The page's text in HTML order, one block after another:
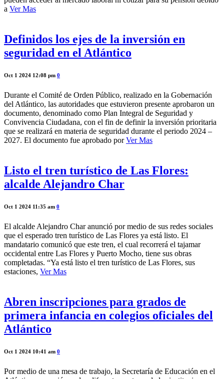
a Ver Mas
Definidos los ejes de la inversión en
seguridad en el Atlántico
Oct 1 2024 12:08 pm 0
Durante el Comité de Orden Público, realizado en la Gobernación
del Atlántico, las autoridades que estuvieron presente aprobaron un
documento, denominado como Plan Integral de Seguridad y
Convivencia Ciudadana, con el fin de definir la inversión prioritaria
que se realizará en materia de seguridad durante el periodo 2024 –
2027. El documento fue aprobado porVer Mas
Listo el tren turístico de Las Flores:
alcalde Alejandro Char
Oct 1 2024 11:35 am 0
El alcalde Alejandro Char anunció por medio de sus redes sociales
que el esperado tren turístico de Las Flores ya está listo. El
mandatario comunicó que este tren, el cual recorrerá el tajamar
occidental entre Las Flores y Puerto Mocho, tiene sus obras
completadas. “Ya está listo el tren turístico de Las Flores, sus
estaciones, Ver Mas
Abren inscripciones para grados de
primera infancia en colegios oficiales del
Atlántico
Oct 1 2024 10:41 am 0
Por medio de una mesa de trabajo, la Secretaría de Educación en el